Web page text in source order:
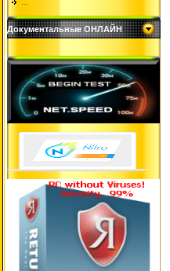
Документальные ОНЛАЙН